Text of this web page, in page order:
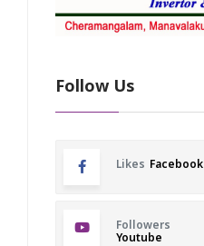
Follow Us
Likes Facebook
Followers
Youtube